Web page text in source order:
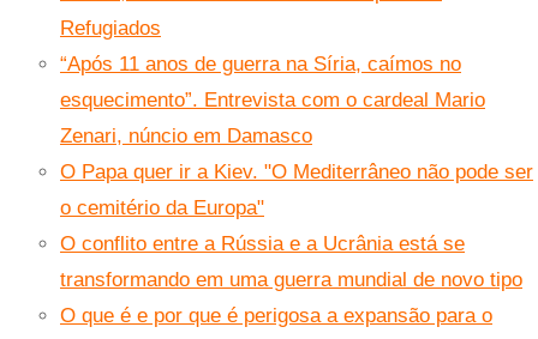
Refugiados
“Após 11 anos de guerra na Síria, caímos no
esquecimento”. Entrevista com o cardeal Mario
Zenari, núncio em Damasco
O Papa quer ir a Kiev. "O Mediterrâneo não pode ser
o cemitério da Europa"
O conflito entre a Rússia e a Ucrânia está se
transformando em uma guerra mundial de novo tipo
O que é e por que é perigosa a expansão para o